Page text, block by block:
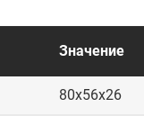
Значение
80х56х26